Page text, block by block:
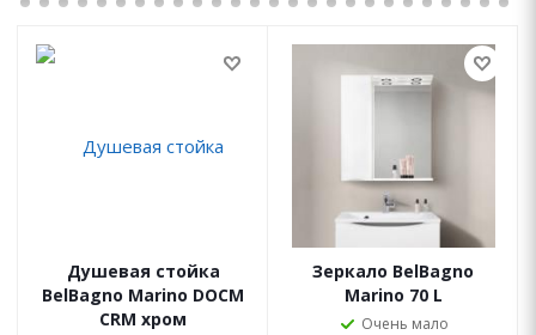
Душевая стойка
BelBagno Marino DOCM
CRM хром
Зеркало BelBagno
Marino 70 L
Очень мало